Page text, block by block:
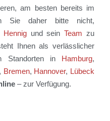
am besten bereits im
Sie daher bitte nicht,
Hennig und sein Team zu
Ihnen als verlässlicher
Standorten in Hamburg,
, Bremen, Hannover, Lübeck
– zur Verfügung.